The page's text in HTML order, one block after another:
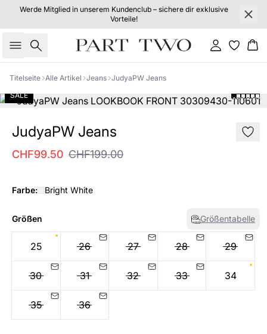
Werde Mitglied in unserem Kundenclub – sichere dir exklusive
Vorteile!
Suche Einloggen
Titelseite Alle Artikel Jeans JudyaPW Jeans
SALE
JudyaPW Jeans
CHF99.50 CHF199.00
Farbe: Bright White
Größen Größentabelle
25 26 27 28 29
30 31 32 33 34
35 36